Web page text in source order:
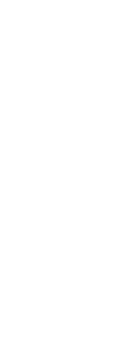
労働力人口」のデータ
クセス可能です